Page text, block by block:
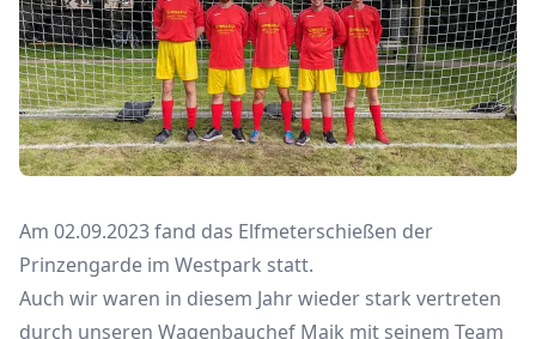
Am 02.09.2023 fand das Elfmeterschießen der
Prinzengarde im Westpark statt.
Auch wir waren in diesem Jahr wieder stark vertreten
durch unseren Wagenbauchef Maik mit seinem Team